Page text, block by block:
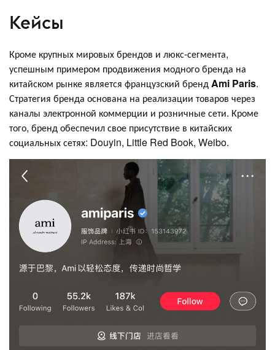
Кейсы
Кроме крупных мировых брендов и люкс-сегмента,
успешным примером продвижения модного бренда на
китайском рынке является французский брендAmi Paris.
Стратегия бренда основана на реализации товаров через
каналы электронной коммерции и розничные сети. Кроме
того, бренд обеспечил свое присутствие в китайских
социальных сетях: Douyin, Little Red Book, Weibo.